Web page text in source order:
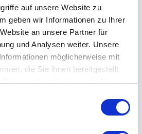
auf unsere Website zu
geben wir Informationen zu Ihrer
an unsere Partner für
und Analysen weiter. Unsere
möglicherweise mit
die Sie ihnen bereitgestellt
Ihrer Nutzung der Dienste
the form, you accept our
privacy policy.